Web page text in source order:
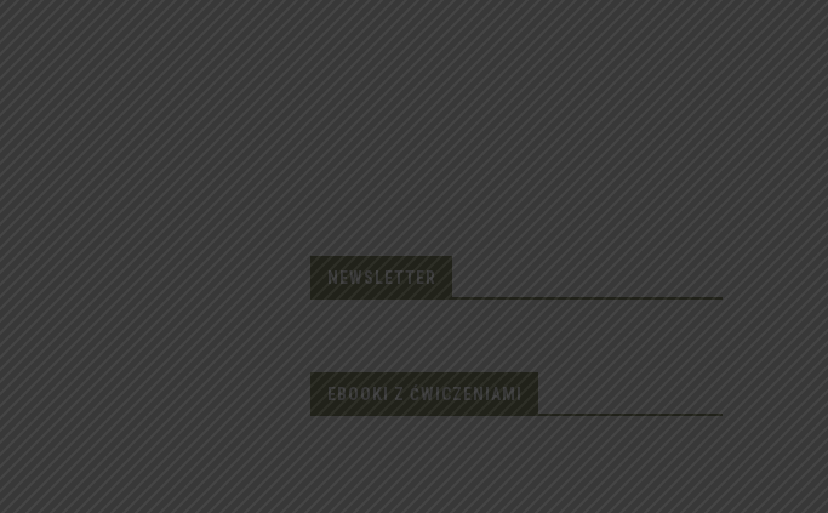
NEWSLETTER
EBOOKI Z ĆWICZENIAMI